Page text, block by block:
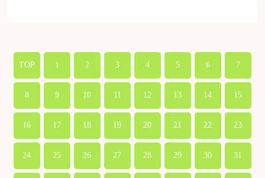
TOP 1 2 3 4 5 6 7
8 9 10 11 12 13 14 15
16 17 18 19 20 21 22 23
24 25 26 27 28 29 30 31